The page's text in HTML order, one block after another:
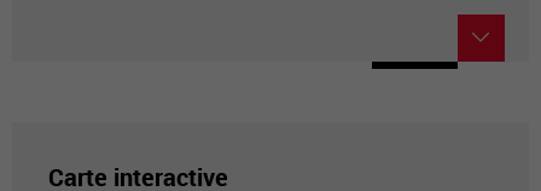
Carte interactive